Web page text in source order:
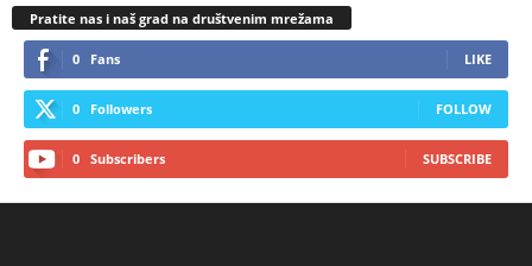
Pratite nas i naš grad na društvenim mrežama
0 Fans LIKE
0 Followers FOLLOW
0 Subscribers SUBSCRIBE